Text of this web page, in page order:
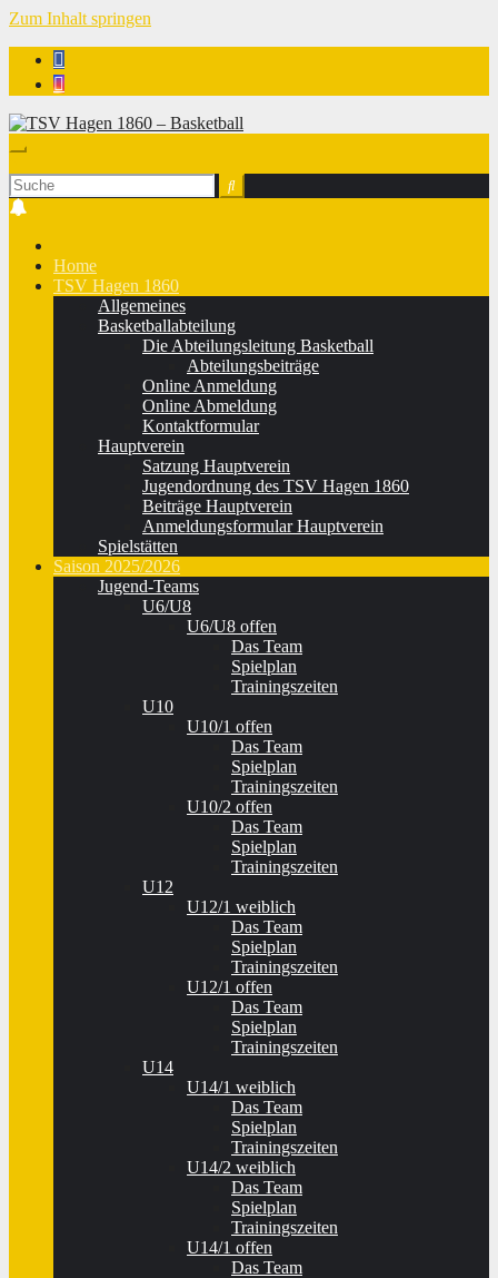
Zum Inhalt springen
Home
TSV Hagen 1860
Allgemeines
Basketballabteilung
Die Abteilungsleitung Basketball
Abteilungsbeiträge
Online Anmeldung
Online Abmeldung
Kontaktformular
Hauptverein
Satzung Hauptverein
Jugendordnung des TSV Hagen 1860
Beiträge Hauptverein
Anmeldungsformular Hauptverein
Spielstätten
Saison 2025/2026
Jugend-Teams
U6/U8
U6/U8 offen
Das Team
Spielplan
Trainingszeiten
U10
U10/1 offen
Das Team
Spielplan
Trainingszeiten
U10/2 offen
Das Team
Spielplan
Trainingszeiten
U12
U12/1 weiblich
Das Team
Spielplan
Trainingszeiten
U12/1 offen
Das Team
Spielplan
Trainingszeiten
U14
U14/1 weiblich
Das Team
Spielplan
Trainingszeiten
U14/2 weiblich
Das Team
Spielplan
Trainingszeiten
U14/1 offen
Das Team